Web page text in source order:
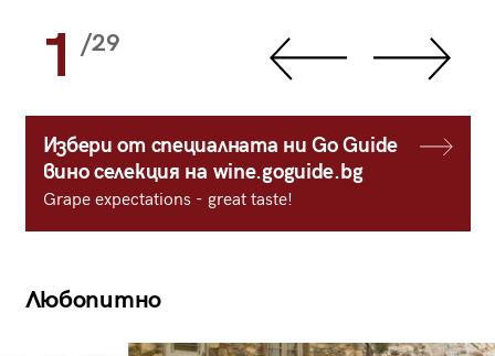
1 /29
Избери от специалната ни Go Guide
вино селекция на wine.goguide.bg
Grape expectations - great taste!
Любопитно